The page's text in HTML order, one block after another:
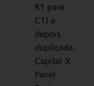
R1 para
C1) e
depois
duplicada,
Capital X
Panel